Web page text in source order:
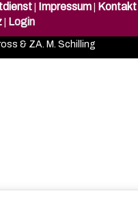
Impressum Kontakt
Login
& ZA. M. Schilling